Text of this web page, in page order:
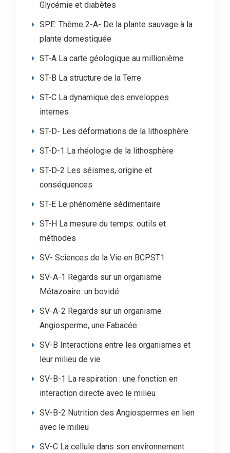
Glycémie et diabètes
SPE: Thème 2-A- De la plante sauvage à la
plante domestiquée
ST-A La carte géologique au millionième
ST-B La structure de la Terre
ST-C La dynamique des enveloppes
internes
ST-D- Les déformations de la lithosphère
ST-D-1 La rhéologie de la lithosphère
ST-D-2 Les séismes, origine et
conséquences
ST-E Le phénomène sédimentaire
ST-H La mesure du temps: outils et
méthodes
SV- Sciences de la Vie en BCPST1
SV-A-1 Regards sur un organisme
Métazoaire: un bovidé
SV-A-2 Regards sur un organisme
Angiosperme, une Fabacée
SV-B Interactions entre les organismes et
leur milieu de vie
SV-B-1 La respiration : une fonction en
interaction directe avec le milieu
SV-B-2 Nutrition des Angiospermes en lien
avec le milieu
SV-C La cellule dans son environnement